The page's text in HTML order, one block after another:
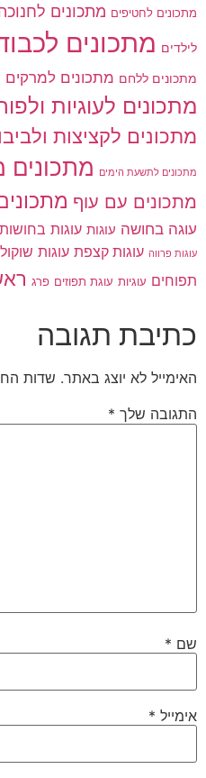
מתכונים לחטיפים מתכונים
לילדים מתכונים
מתכונים ללחם מתכונים למרקים
מתכונים לעוגיות
מתכונים לקציצות
מתכונים לתשעת הימים מתכונים
מתכונים עם עוף
עוגה בחושה עוגות עוגות בחושות
עוגות פרווה עוגות קצפת עוגות
תפוחים עוגיות עוגת תפוזים פרג
כתיבת תגובה
האימייל לא יוצג באתר. שדות
התגובה שלך *
שם *
אימייל *